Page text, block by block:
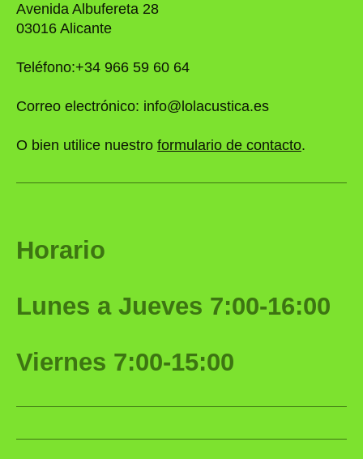
Avenida Albufereta 28
03016 Alicante
Teléfono:+34 966 59 60 64
Correo electrónico: info@lolacustica.es
O bien utilice nuestro formulario de contacto.
Horario
Lunes a Jueves 7:00-16:00
Viernes 7:00-15:00